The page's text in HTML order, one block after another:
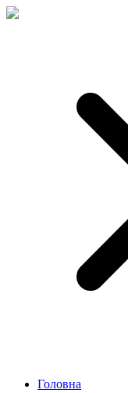
Головна